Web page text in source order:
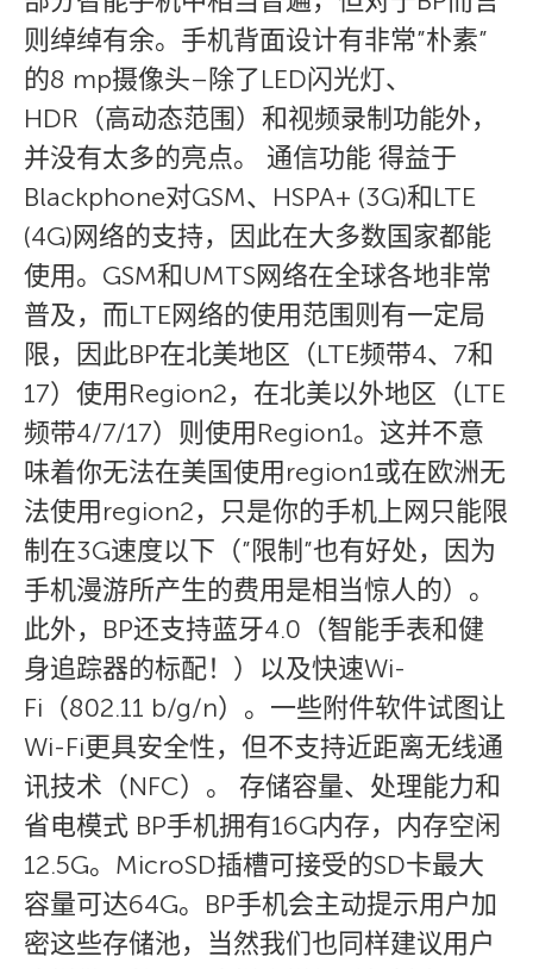
则绰绰有余。手机背面设计有非常”朴素”
的8 mp摄像头–除了LED闪光灯、
HDR（高动态范围）和视频录制功能外，
并没有太多的亮点。 通信功能 得益于
Blackphone对GSM、HSPA+ (3G)和LTE
(4G)网络的支持，因此在大多数国家都能
使用。GSM和UMTS网络在全球各地非常
普及，而LTE网络的使用范围则有一定局
限，因此BP在北美地区（LTE频带4、7和
17）使用Region2，在北美以外地区（LTE
频带4/7/17）则使用Region1。这并不意
味着你无法在美国使用region1或在欧洲无
法使用region2，只是你的手机上网只能限
制在3G速度以下（”限制”也有好处，因为
手机漫游所产生的费用是相当惊人的）。
此外，BP还支持蓝牙4.0（智能手表和健
身追踪器的标配！）以及快速Wi-
Fi（802.11 b/g/n）。一些附件软件试图让
Wi-Fi更具安全性，但不支持近距离无线通
讯技术（NFC）。 存储容量、处理能力和
省电模式 BP手机拥有16G内存，内存空闲
12.5G。MicroSD插槽可接受的SD卡最大
容量可达64G。BP手机会主动提示用户加
密这些存储池，当然我们也同样建议用户